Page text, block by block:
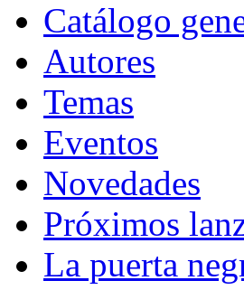
Catálogo
Autores
Temas
Eventos
Novedades
Próximos
La puerta